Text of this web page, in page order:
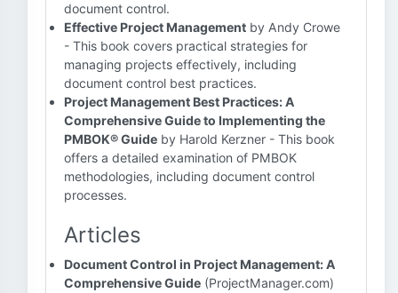
document control.
Effective Project Management by Andy Crowe
- This book covers practical strategies for
managing projects effectively, including
document control best practices.
Project Management Best Practices: A
Comprehensive Guide to Implementing the
PMBOK® Guide by Harold Kerzner - This book
offers a detailed examination of PMBOK
methodologies, including document control
processes.
Articles
Document Control in Project Management: A
Comprehensive Guide (ProjectManager.com)